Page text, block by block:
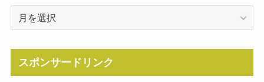
Archive
スポンサードリンク